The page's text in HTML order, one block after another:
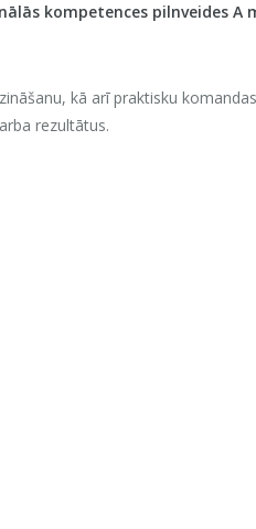
kompetences pilnveides A
kā arī praktisku
rezultātus.